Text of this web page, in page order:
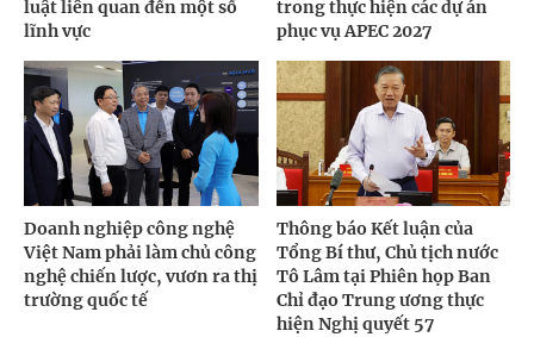
luật liên quan đến một số
lĩnh vực
trong thực hiện các dự án
phục vụ APEC 2027
Doanh nghiệp công nghệ
Việt Nam phải làm chủ công
nghệ chiến lược, vươn ra thị
trường quốc tế
Thông báo Kết luận của
Tổng Bí thư, Chủ tịch nước
Tô Lâm tại Phiên họp Ban
Chỉ đạo Trung ương thực
hiện Nghị quyết 57